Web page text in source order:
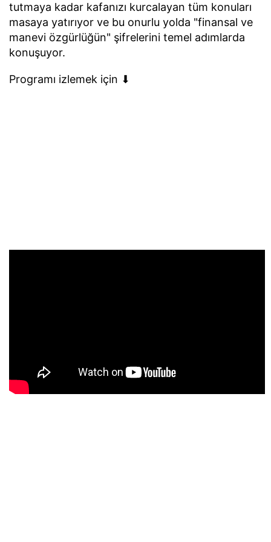
tutmaya kadar kafanızı kurcalayan tüm konuları
masaya yatırıyor ve bu onurlu yolda "finansal ve
manevi özgürlüğün" şifrelerini temel adımlarda
konuşuyor.
Programı izlemek için ⬇︎